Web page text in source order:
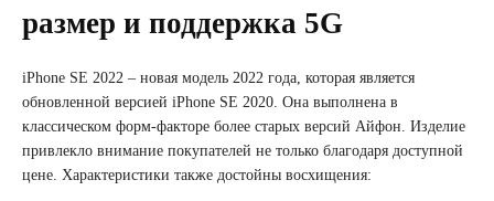
размер и поддержка 5G
iPhone SE 2022 – новая модель 2022 года, которая является
обновленной версией iPhone SE 2020. Она выполнена в
классическом форм-факторе более старых версий Айфон. Изделие
привлекло внимание покупателей не только благодаря доступной
цене. Характеристики также достойны восхищения: